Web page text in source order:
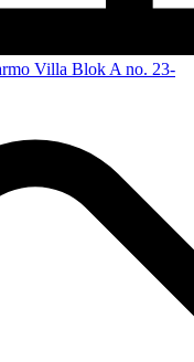
Villa Blok A no. 23-